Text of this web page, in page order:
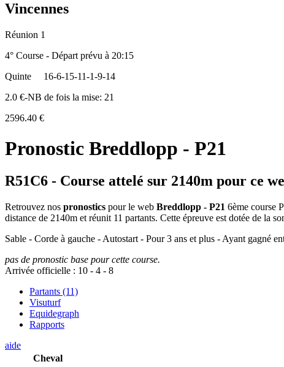
Vincennes
Réunion 1
4° Course - Départ prévu à 20:15
Quinte
16-6-15-11-1-9-14
2.0 €-NB de fois la mise: 21
2596.40 €
Pronostic Breddlopp - P21
R51C6 - Course attelé sur 2140m pour ce
Retrouvez nos pronostics pour le web Breddlopp - P21 6ème course
distance de 2140m et réunit 11 partants. Cette épreuve est dotée de la
Sable - Corde à gauche - Autostart - Pour 3 ans et plus - Ayant gagné
pas de pronostic base pour cette course.
Arrivée officielle : 10 - 4 - 8
Partants (11)
Visuturf
Equidegraph
Rapports
aide
Cheval